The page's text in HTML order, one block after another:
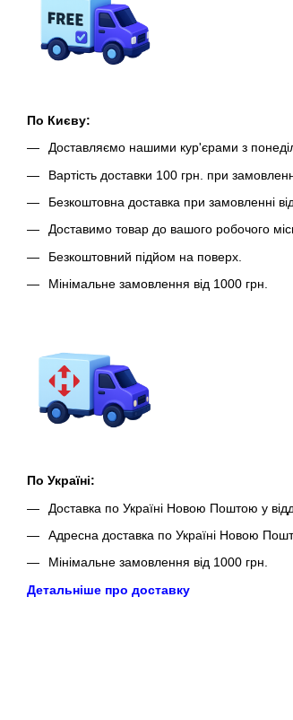
По Києву:
Доставляємо нашими кур'єрами з
Вартість доставки 100 грн. при
Безкоштовна доставка при замовленні
Доставимо товар до вашого робочого
Безкоштовний підйом на поверх.
Мінімальне замовлення від 1000 грн.
По Україні:
Доставка по Україні Новою Поштою у
Адресна доставка по Україні Новою
Мінімальне замовлення від 1000 грн.
Детальніше про доставку